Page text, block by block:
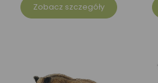
Zobacz szczegóły